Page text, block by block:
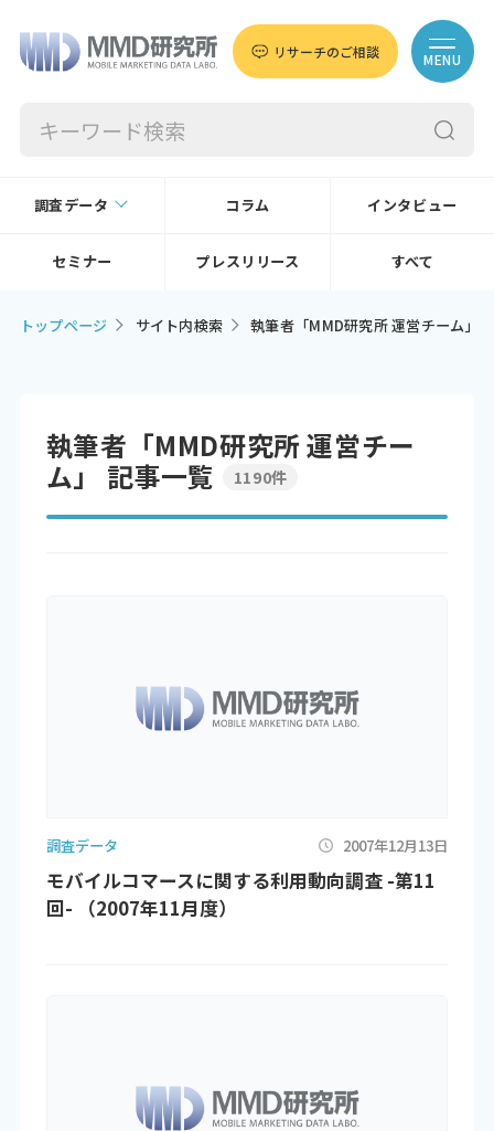
リサーチのご相談 MENU
調査データ コラム インタビュー
セミナー プレスリリース すべて
トップページ サイト内検索 執筆者「MMD研究所 運営チーム」
執筆者「MMD研究所 運営チー
ム」 記事一覧
1190件
調査データ 2007年12月13日
モバイルコマースに関する利用動向調査 -第11
回- （2007年11月度）